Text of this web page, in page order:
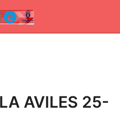
oficial de
AVILES 25-